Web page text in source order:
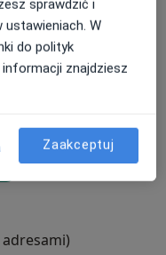
Depresja
sprawdzić i
W
do polityk
znajdziesz
Zaakceptuj